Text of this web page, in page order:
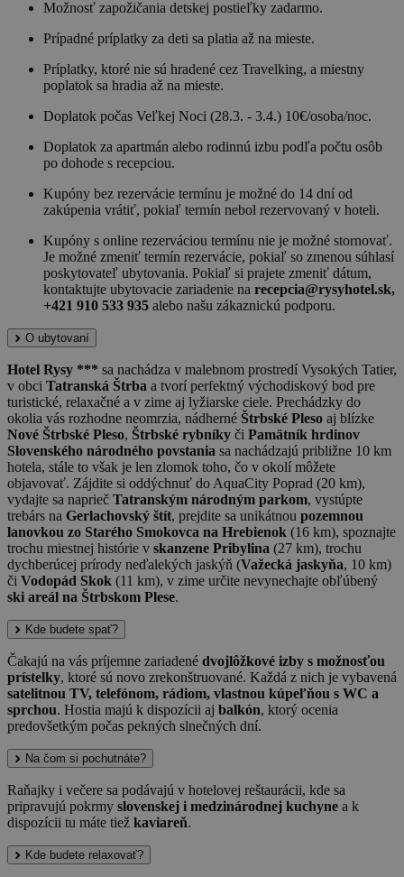
Možnosť zapožičania detskej postieľky zadarmo.
Prípadné príplatky za deti sa platia až na mieste.
Príplatky, ktoré nie sú hradené cez Travelking, a miestny
poplatok sa hradia až na mieste.
Doplatok počas Veľkej Noci (28.3. - 3.4.) 10€/osoba/noc.
Doplatok za apartmán alebo rodinnú izbu podľa počtu osôb
po dohode s recepciou.
Kupóny bez rezervácie termínu je možné do 14 dní od
zakúpenia vrátiť, pokiaľ termín nebol rezervovaný v hoteli.
Kupóny s online rezerváciou termínu nie je možné stornovať.
Je možné zmeniť termín rezervácie, pokiaľ so zmenou súhlasí
poskytovateľ ubytovania. Pokiaľ si prajete zmeniť dátum,
kontaktujte ubytovacie zariadenie na recepcia@rysyhotel.sk,
+421 910 533 935 alebo našu zákaznickú podporu.
O ubytovaní
Hotel Rysy *** sa nachádza v malebnom prostredí Vysokých Tatier,
v obci Tatranská Štrba a tvorí perfektný východiskový bod pre
turistické, relaxačné a v zime aj lyžiarske ciele. Prechádzky do
okolia vás rozhodne neomrzia, nádherné Štrbské Pleso aj blízke
Nové Štrbské Pleso, Štrbské rybníky či Pamätník hrdinov
Slovenského národného povstania sa nachádzajú približne 10 km
hotela, stále to však je len zlomok toho, čo v okolí môžete
objavovať. Zájdite si oddýchnuť do AquaCity Poprad (20 km),
vydajte sa naprieč Tatranským národným parkom, vystúpte
trebárs na Gerlachovský štít, prejdite sa unikátnou pozemnou
lanovkou zo Starého Smokovca na Hrebienok (16 km), spoznajte
trochu miestnej histórie v skanzene Pribylina (27 km), trochu
dychberúcej prírody neďalekých jaskýň (Važecká jaskyňa, 10 km)
či Vodopád Skok (11 km), v zime určite nevynechajte obľúbený
ski areál na Štrbskom Plese.
Kde budete spať?
Čakajú na vás príjemne zariadené dvojlôžkové izby s možnosťou
prístelky, ktoré sú novo zrekonštruované. Každá z nich je vybavená
satelitnou TV, telefónom, rádiom, vlastnou kúpeľňou s WC a
sprchou. Hostia majú k dispozícii aj balkón, ktorý ocenia
predovšetkým počas pekných slnečných dní.
Na čom si pochutnáte?
Raňajky i večere sa podávajú v hotelovej reštaurácii, kde sa
pripravujú pokrmy slovenskej i medzinárodnej kuchyne a k
dispozícii tu máte tiež kaviareň.
Kde budete relaxovať?